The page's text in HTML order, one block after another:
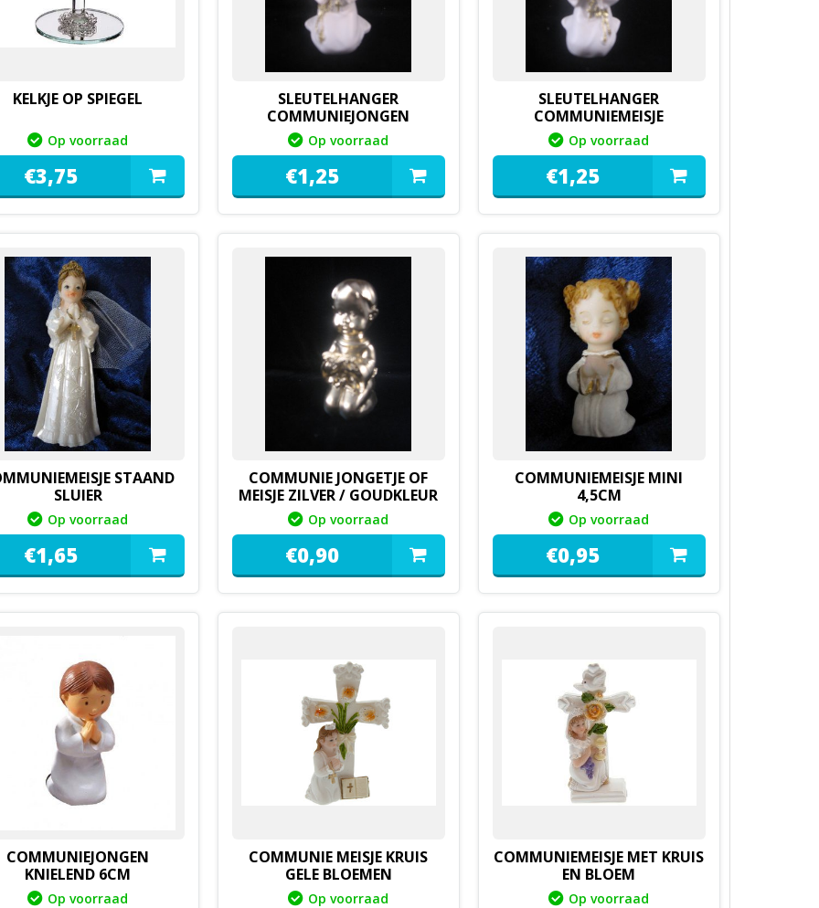
KELKJE OP SPIEGEL
Op voorraad
€3,75
SLEUTELHANGER
COMMUNIEJONGEN
Op voorraad
€1,25
SLEUTELHANGER
COMMUNIEMEISJE
Op voorraad
€1,25
STAAND
SLUIER
Op voorraad
€1,65
COMMUNIE JONGETJE OF
MEISJE ZILVER / GOUDKLEUR
Op voorraad
€0,90
COMMUNIEMEISJE MINI
4,5CM
Op voorraad
€0,95
COMMUNIEJONGEN
KNIELEND 6CM
Op voorraad
COMMUNIE MEISJE KRUIS
GELE BLOEMEN
Op voorraad
COMMUNIEMEISJE MET KRUIS
EN BLOEM
Op voorraad